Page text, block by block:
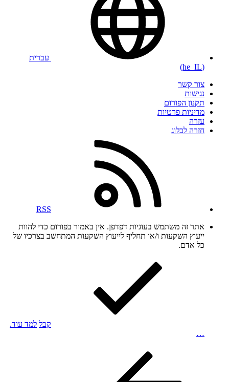
עברית
(he_IL)
צור קשר
נגישות
תקנון הפורום
מדיניות פרטיות
עזרה
חזרה לבלוג
RSS
אתר זה משתמש בעוגיות דפדפן. אין באמור בפורום כדי להוות
ייעוץ השקעות ו/או תחליף לייעוץ השקעות המתחשב בצרכיו של
כל אדם.
קבל למד עוד.
…